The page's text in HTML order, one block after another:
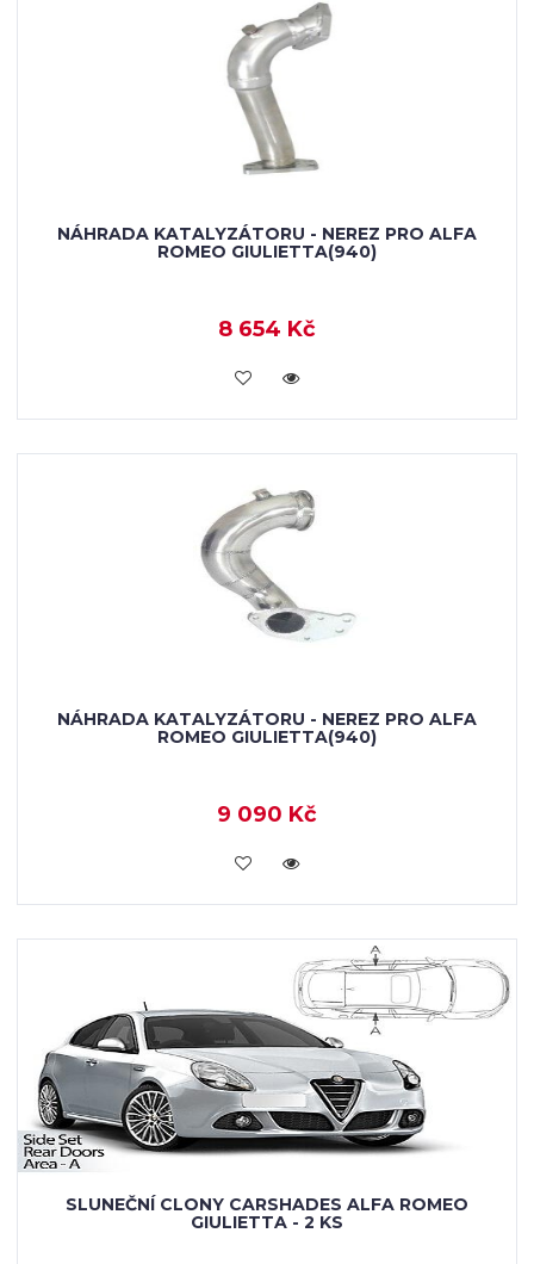
NÁHRADA KATALYZÁTORU - NEREZ PRO ALFA
ROMEO GIULIETTA(940)
8 654 Kč
KOUPIT
NÁHRADA KATALYZÁTORU - NEREZ PRO ALFA
ROMEO GIULIETTA(940)
9 090 Kč
KOUPIT
SLUNEČNÍ CLONY CARSHADES ALFA ROMEO
GIULIETTA - 2 KS